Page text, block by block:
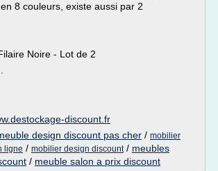
8 couleurs, existe aussi par 2
Noire - Lot de 2
discount.fr
design discount pas cher / mobilier
ligne / mobilier design discount/ meubles
/ meuble salon a prix discount